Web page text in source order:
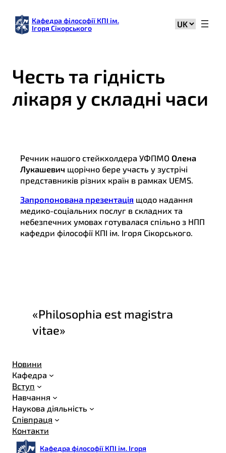
Кафедра філософії КПІ ім.
Ігоря Сікорського
Вибрати
Честь та гідність
лікаря у складні часи
Речник нашого стейкхолдера УФПМО Олена
Лукашевич щорічно бере участь у зустрічі
представників різних країн в рамках UEMS.
Запропонована презентація щодо надання
медико-соціальних послуг в складних та
небезпечних умовах готувалася спільно з НПП
кафедри філософії КПІ ім. Ігоря Сікорського.
«Philosophia est magistra
vitae»
Новини
Кафедра
Вступ
Навчання
Наукова діяльність
Співпраця
Контакти
Кафедра філософії КПІ ім. Ігоря